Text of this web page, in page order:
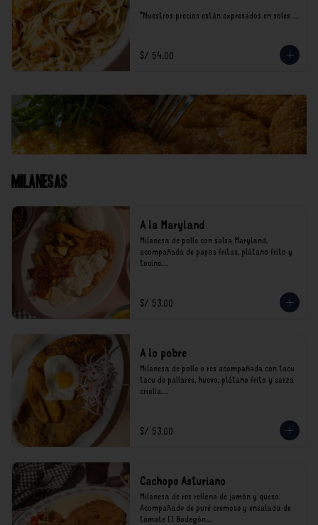
*Nuestros precios están expresados en soles e
S/ 54.00
Milanesas
A la Maryland
Milanesa de pollo con salsa Maryland,
acompañada de papas fritas, plátano frito y
tocino.
incluyen impuestos de ley y recargo al
consumo.
S/ 53.00
A lo pobre
Milanesa de pollo o res acompañada con tacu
tacu de pallares, huevo, plátano frito y sarza
criolla.
incluyen impuestos de ley y recargo al
consumo.
S/ 53.00
Cachopo Asturiano
Milanesa de res rellena de jamón y queso.
Acompañado de puré cremoso y ensalada de
tomate El Bodegón.